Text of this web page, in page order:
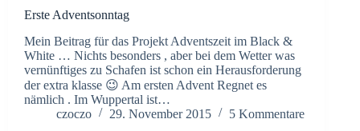
Erste Adventsonntag
Mein Beitrag für das Projekt Adventszeit im Black &
White … Nichts besonders , aber bei dem Wetter was
vernünftiges zu Schafen ist schon ein Herausforderung
der extra klasse 😉 Am ersten Advent Regnet es
nämlich . Im Wuppertal ist…
czoczo
29. November 2015 5 Kommentare